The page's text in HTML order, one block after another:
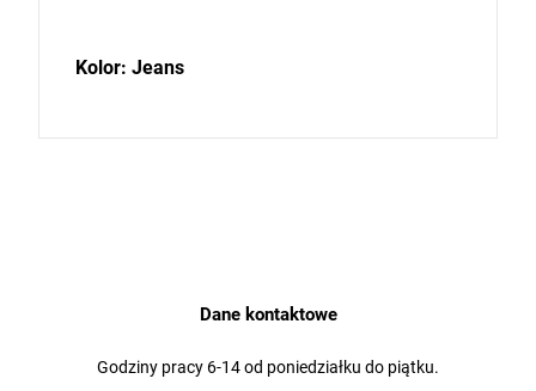
Kolor: Jeans
Dane kontaktowe
Godziny pracy 6-14 od poniedziałku do piątku.